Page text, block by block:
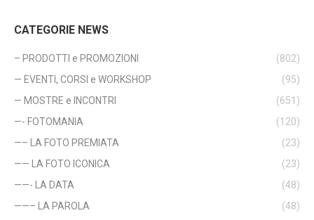
CATEGORIE NEWS
– PRODOTTI e PROMOZIONI
(802)
— EVENTI, CORSI e WORKSHOP
(95)
— MOSTRE e INCONTRI
(651)
—- FOTOMANIA
(120)
—– LA FOTO PREMIATA
(23)
—— LA FOTO ICONICA
(23)
——- LA DATA
(48)
——– LA PAROLA
(48)